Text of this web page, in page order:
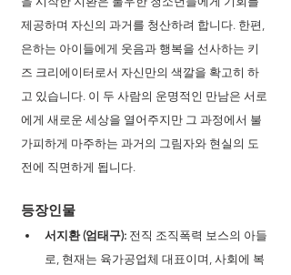
제공하며 자신의 과거를 청산하려 합니다. 한편,
은하는 아이들에게 웃음과 행복을 선사하는 키
즈 크리에이터로서 자신만의 색깔을 확고히 하
고 있습니다. 이 두 사람의 운명적인 만남은 서로
에게 새로운 세상을 열어주지만 그 과정에서 불
가피하게 마주하는 과거의 그림자와 현실의 도
전에 직면하게 됩니다.
등장인물
서지환 (엄태구): 전직 조직폭력 보스의 아들
로, 현재는 육가공업체 대표이며, 사회에 복